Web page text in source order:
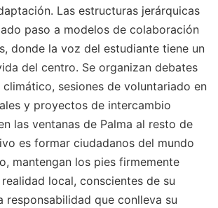
Las estructuras jerárquicas
paso a modelos de colaboración
donde la voz del estudiante tiene un
del centro. Se organizan debates
sesiones de voluntariado en
y proyectos de intercambio
las ventanas de Palma al resto de
es formar ciudadanos del mundo
mantengan los pies firmemente
local, conscientes de su
responsabilidad que conlleva su